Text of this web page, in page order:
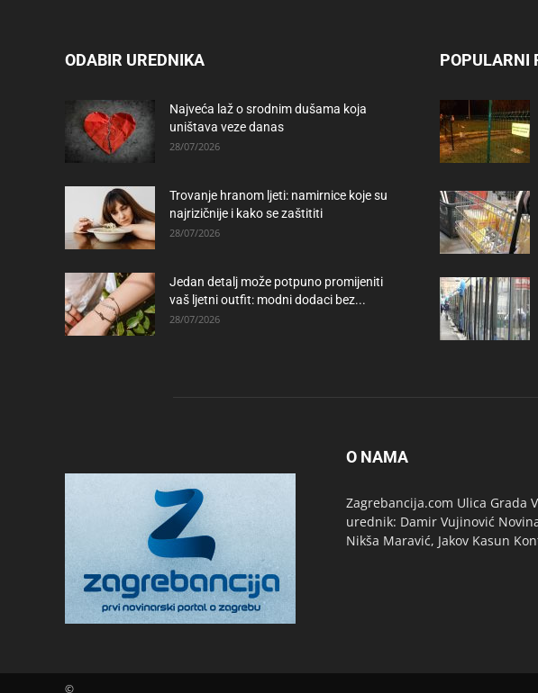
ODABIR UREDNIKA
Najveća laž o srodnim dušama koja
uništava veze danas
28/07/2026
Trovanje hranom ljeti: namirnice koje su
najrizičnije i kako se zaštititi
28/07/2026
Jedan detalj može potpuno promijeniti
vaš ljetni outfit: modni dodaci bez...
28/07/2026
POPULARNI
O NAMA
Zagrebancija.com Ulica Grada
urednik: Damir Vujinović
Nikša Maravić, Jakov Kasun
©